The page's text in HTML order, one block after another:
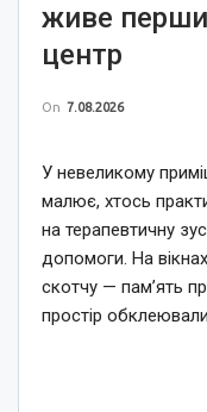
живе
центр
On 7.08.2026
У невеликому
малює, хтось
на терапевтичну
допомоги. На
скотчу — пам’ять
простір